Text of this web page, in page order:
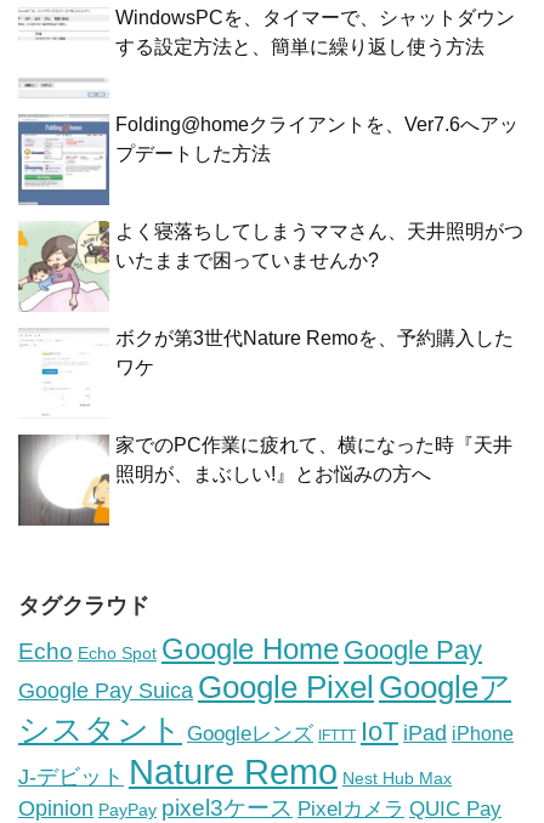
WindowsPCを、タイマーで、シャットダウン
する設定方法と、簡単に繰り返し使う方法
Folding@homeクライアントを、Ver7.6へアッ
プデートした方法
よく寝落ちしてしまうママさん、天井照明がつ
いたままで困っていませんか?
ボクが第3世代Nature Remoを、予約購入した
ワケ
家でのPC作業に疲れて、横になった時『天井
照明が、まぶしい!』とお悩みの方へ
タグクラウド
Echo Echo Spot Google Home Google Pay
Google Pay Suica Google Pixel Googleア
シスタント Googleレンズ IFTTT IoT iPad iPhone
J-デビット Nature Remo Nest Hub Max
Opinion PayPay pixel3ケース Pixelカメラ QUIC Pay